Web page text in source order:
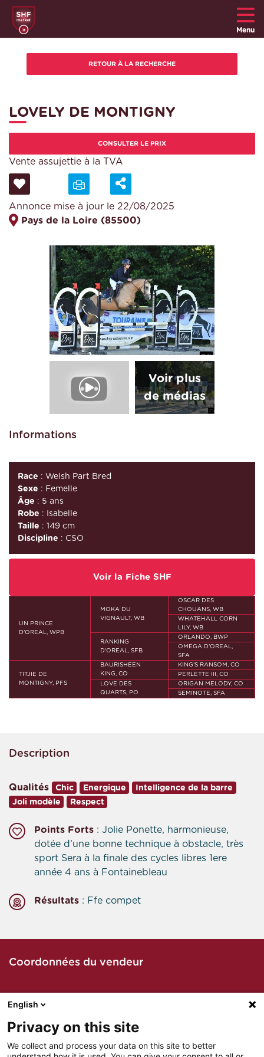
Menu
LOVELY DE MONTIGNY
CONSULTER LE PRIX
Vente assujettie à la TVA
Annonce mise à jour le 22/08/2025
Pays de la Loire (85500)
Informations
Race : Welsh Part Bred
Sexe : Femelle
Âge : 5 ans
Robe : Isabelle
Taille : 149 cm
Discipline : CSO
Voir la Fiche SHF
UN PRINCE
D'OREAL, WPB
MOKA DU
VIGNAULT, WB
OSCAR DES
CHOUANS, WB
WHATEHALL CORN
LILY, WB
RANKING
D'OREAL, SFB
ORLANDO, BWP
OMEGA D'OREAL,
SFA
TITJIE DE
MONTIGNY, PFS
BAURISHEEN
KING, CO
KING'S RANSOM, CO
PERLETTE III, CO
LOVE DES
QUARTS, PO
ORIGAN MELODY, CO
SEMINOTE, SFA
Description
Qualités Chic Energique
Intelligence de la barre
Joli modèle
Respect
Points Forts : Jolie Ponette, harmonieuse,
dotée d’une bonne technique à obstacle, très
sport Sera à la finale des cycles libres 1ere
année 4 ans à Fontainebleau
Résultats : Ffe compet
Coordonnées du vendeur
English
Privacy on this site
We collect and process your data on this site to better